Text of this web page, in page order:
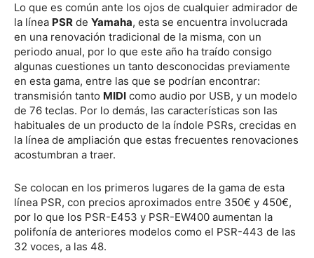
Lo que es común ante los ojos de cualquier admirador de
la línea PSR de Yamaha, esta se encuentra involucrada
en una renovación tradicional de la misma, con un
periodo anual, por lo que este año ha traído consigo
algunas cuestiones un tanto desconocidas previamente
en esta gama, entre las que se podrían encontrar:
transmisión tanto MIDI como audio por USB, y un modelo
de 76 teclas. Por lo demás, las características son las
habituales de un producto de la índole PSRs, crecidas en
la línea de ampliación que estas frecuentes renovaciones
acostumbran a traer.
Se colocan en los primeros lugares de la gama de esta
línea PSR, con precios aproximados entre 350€ y 450€,
por lo que los PSR-E453 y PSR-EW400 aumentan la
polifonía de anteriores modelos como el PSR-443 de las
32 voces, a las 48.